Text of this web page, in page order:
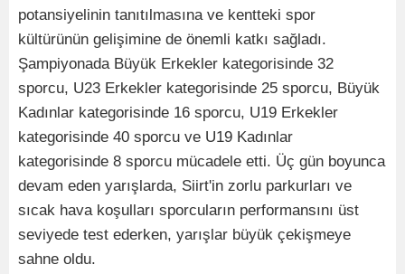
potansiyelinin tanıtılmasına ve kentteki spor
kültürünün gelişimine de önemli katkı sağladı.
Şampiyonada Büyük Erkekler kategorisinde 32
sporcu, U23 Erkekler kategorisinde 25 sporcu, Büyük
Kadınlar kategorisinde 16 sporcu, U19 Erkekler
kategorisinde 40 sporcu ve U19 Kadınlar
kategorisinde 8 sporcu mücadele etti. Üç gün boyunca
devam eden yarışlarda, Siirt'in zorlu parkurları ve
sıcak hava koşulları sporcuların performansını üst
seviyede test ederken, yarışlar büyük çekişmeye
sahne oldu.